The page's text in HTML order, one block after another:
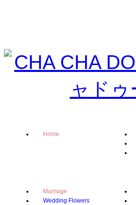
Home
Marriage
Wedding Flowers